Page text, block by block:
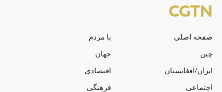
صفحه اصلی
با مردم
چین
جهان
ایران/افغانستان
اقتصادی
اجتماعی
فرهنگی